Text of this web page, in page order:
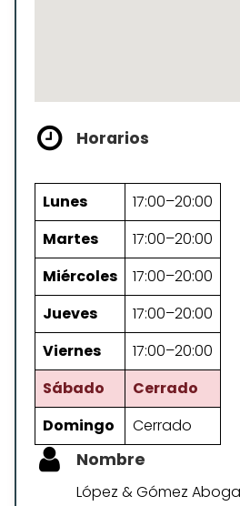
Horarios
Lunes
17:00–20:00
Martes
17:00–20:00
Miércoles
17:00–20:00
Jueves
17:00–20:00
Viernes
17:00–20:00
Sábado
Cerrado
Domingo
Cerrado
Nombre
López & Gómez